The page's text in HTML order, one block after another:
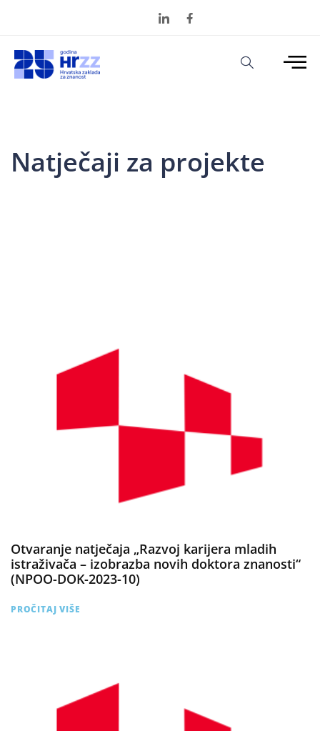
Natječaji za projekte
Otvaranje natječaja „Razvoj karijera mladih
istraživača – izobrazba novih doktora znanosti“
(NPOO-DOK-2023-10)
PROČITAJ VIŠE